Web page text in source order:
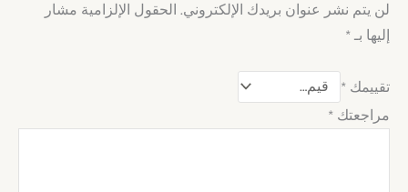
لن يتم نشر عنوان بريدك الإلكتروني. الحقول الإلزامية مشار
إليها بـ *
تقييمك *
مراجعتك *